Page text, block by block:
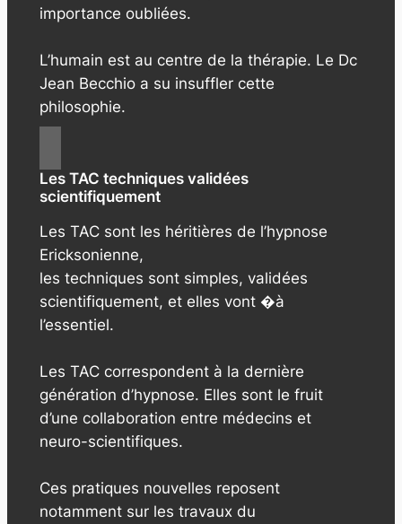
importance oubliées.
L’humain est au centre de la thérapie. Le Dc
Jean Becchio a su insuffler cette
philosophie.
Les TAC techniques validées
scientifiquement
Les TAC sont les héritières de l’hypnose
Ericksonienne,
les techniques sont simples, validées
scientifiquement, et elles vont �à
l’essentiel.
Les TAC correspondent à la dernière
génération d’hypnose. Elles sont le fruit
d’une collaboration entre médecins et
neuro-scientifiques.
Ces pratiques nouvelles reposent
notamment sur les travaux du